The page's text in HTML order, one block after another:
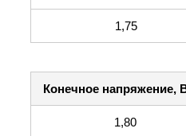
1,75
Конечное напряжение,
1,80